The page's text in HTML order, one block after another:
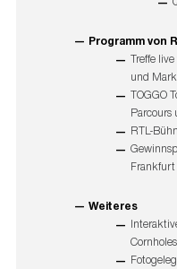
Programm von
Treffe
und
TOGGO
Parcours
RTL-
Weiteres
Cornholes